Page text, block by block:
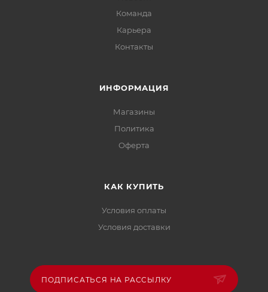
Хранить при температуре от +5°С до +22°С и
относительной влажности воздуха не более 70%.
Команда
Карьера
Контакты
ИНФОРМАЦИЯ
Магазины
Политика
Офертa
КАК КУПИТЬ
Условия оплаты
Условия доставки
ПОДПИСАТЬСЯ НА РАССЫЛКУ